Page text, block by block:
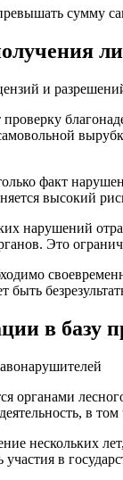
сумму
проверку
факт
высокий
нарушений
Это
быть
в базу
органами
в
нескольких
в